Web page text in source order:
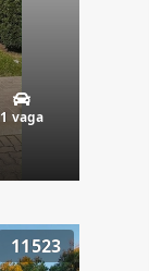
1 vaga
11523